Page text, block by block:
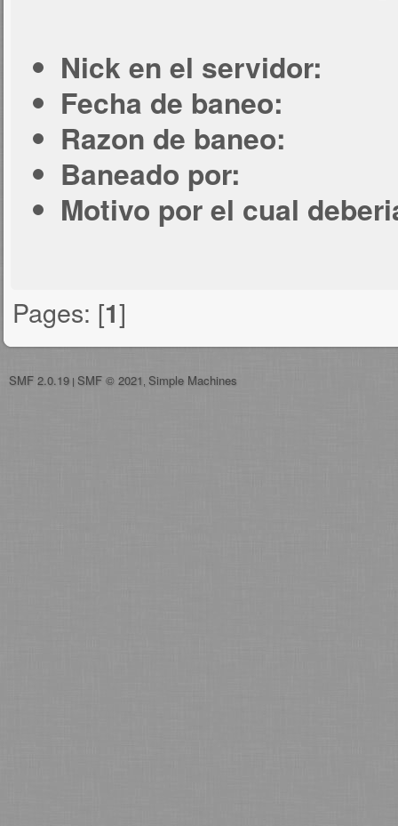
Nick en el servidor:
Fecha de baneo:
Razon de baneo:
Baneado por:
Motivo por el cual
Pages: [1]
SMF 2.0.19 SMF © 2021 Simple Machines